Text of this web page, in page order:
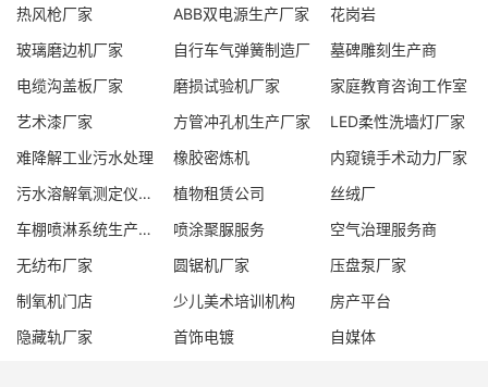
热风枪厂家 ABB双电源生产厂家
花岗岩
玻璃磨边机厂家
自行车气弹簧制造厂
墓碑雕刻生产商
电缆沟盖板厂家
磨损试验机厂家
家庭教育咨询工作室
艺术漆厂家
方管冲孔机生产厂家
LED柔性洗墙灯厂家
难降解工业污水处理
橡胶密炼机
内窥镜手术动力厂家
污水溶解氧测定仪厂家
植物租赁公司
丝绒厂
车棚喷淋系统生产厂家
喷涂聚脲服务
空气治理服务商
无纺布厂家
圆锯机厂家
压盘泵厂家
制氧机门店
少儿美术培训机构
房产平台
隐藏轨厂家
首饰电镀 自媒体